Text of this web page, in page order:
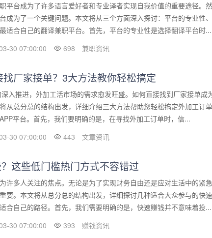
平台成为了许多语言爱好者和专业译者实现自我价值的重要途径。
成为了一个关键问题。本文将从三个方面深入探讨：平台的专业性
适合自己的翻译兼职平台。首先，平台的专业性是选择翻译平台时...
30 07:00:00 698 兼职资讯
厂家接单？3大方法教你轻松搞定
入推进，外加工活市场的需求愈发旺盛。如何直接找到厂家接单成
从总分总的结构出发，详细介绍三大方法帮助您轻松搞定外加工订
平台。首先，我们要明确的是，在寻找外加工订单时，信...
30 07:00:00 443 文章资讯
这些低门槛热门方式不容错过
许多人关注的焦点。无论是为了实现财务自由还是应对生活中的紧
要。本文将从总分总的结构出发，详细探讨几种适合大众参与的快
合自己的路径。首先，我们需要明确的是，快速赚钱并不意味着投...
30 07:00:00 393 赚钱资讯